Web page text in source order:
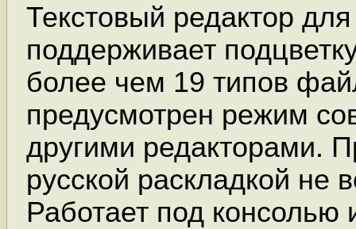
Текстовый редактор
поддерживает
более чем 19 типов
предусмотрен режим
другими редакторами.
русской раскладкой не
Работает под консолью